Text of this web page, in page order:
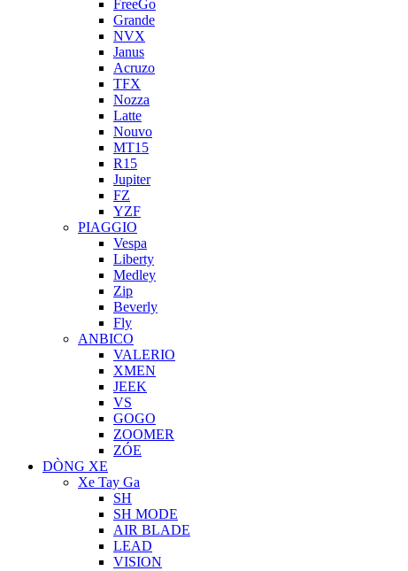
FreeGo
Grande
NVX
Janus
Acruzo
TFX
Nozza
Latte
Nouvo
MT15
R15
Jupiter
FZ
YZF
PIAGGIO
Vespa
Liberty
Medley
Zip
Beverly
Fly
ANBICO
VALERIO
XMEN
JEEK
VS
GOGO
ZOOMER
ZÓE
DÒNG XE
Xe Tay Ga
SH
SH MODE
AIR BLADE
LEAD
VISION